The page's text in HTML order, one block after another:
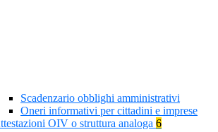
Scadenzario obblighi amministrativi
Oneri informativi per cittadini e imprese
OIV o struttura analoga 6